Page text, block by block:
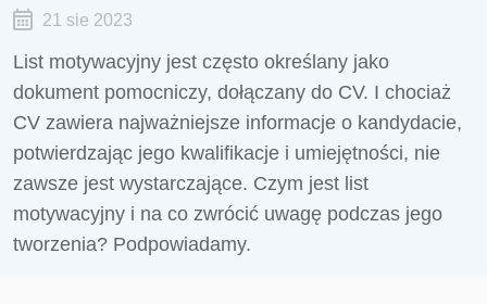
21 sie 2023
List motywacyjny jest często określany jako
dokument pomocniczy, dołączany do CV. I chociaż
CV zawiera najważniejsze informacje o kandydacie,
potwierdzając jego kwalifikacje i umiejętności, nie
zawsze jest wystarczające. Czym jest list
motywacyjny i na co zwrócić uwagę podczas jego
tworzenia? Podpowiadamy.